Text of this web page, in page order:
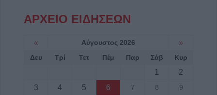
ΑΡΧΕΙΟ ΕΙΔΗΣΕΩΝ
« Αύγουστος 2026 »
Δευ Τρί Τετ Πέμ Παρ Σάβ Κυρ
1
2
3
4 5 6 7 8
9